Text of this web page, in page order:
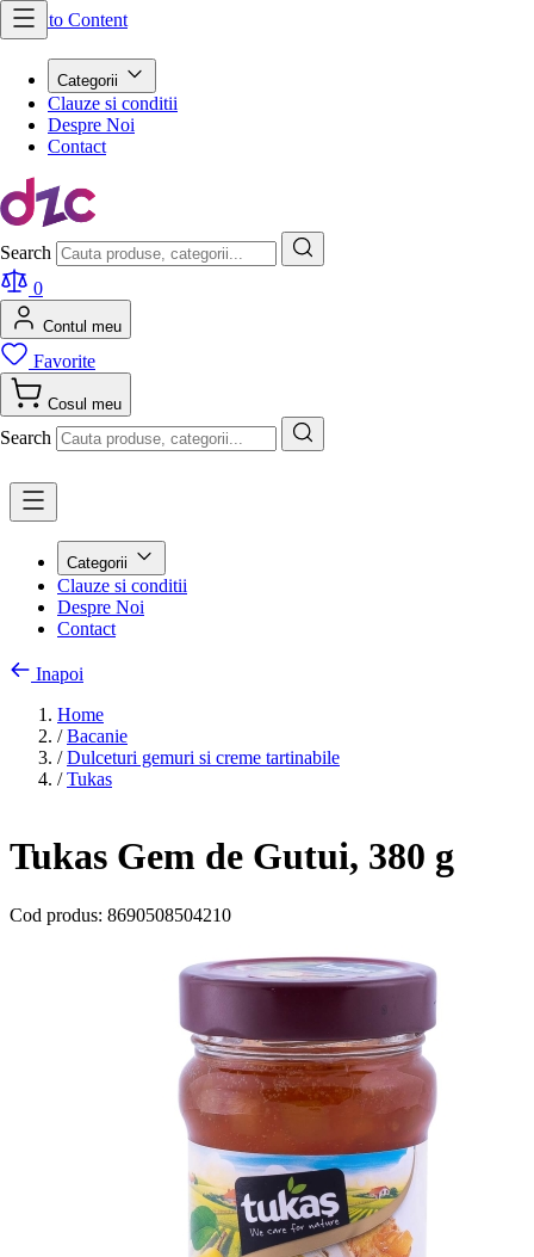
Skip to Content
Categorii
Clauze si conditii
Despre Noi
Contact
Search
0
Contul meu
Favorite
Cosul meu
Search
Categorii
Clauze si conditii
Despre Noi
Contact
Inapoi
Home
/ Bacanie
/ Dulceturi gemuri si creme tartinabile
/ Tukas
Tukas Gem de Gutui, 380 g
Cod produs: 8690508504210